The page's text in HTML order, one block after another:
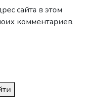
сайта в этом
комментариев.